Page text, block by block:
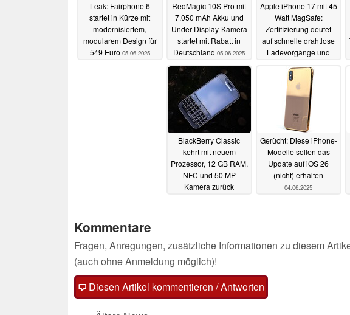
Leak: Fairphone 6
startet in Kürze mit
modernisiertem,
modularem Design für
549 Euro 05.06.2025
RedMagic 10S Pro mit
7.050 mAh Akku und
Under-Display-Kamera
startet mit Rabatt in
Deutschland 05.06.2025
Apple iPhone 17 mit 45
Watt MagSafe:
Zertifizierung deutet
auf schnelle drahtlose
Ladevorgänge und
BlackBerry Classic
kehrt mit neuem
Prozessor, 12 GB RAM,
NFC und 50 MP
Kamera zurück
Gerücht: Diese iPhone-
Modelle sollen das
Update auf iOS 26
(nicht) erhalten
04.06.2025
Kommentare
Fragen, Anregungen, zusätzliche Informationen zu diesem
(auch ohne Anmeldung möglich)!
Diesen Artikel kommentieren / Antworten